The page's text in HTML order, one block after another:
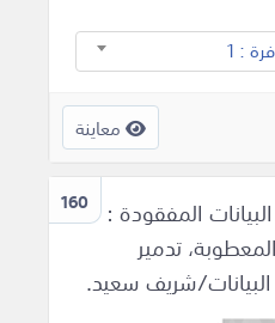
: 1
معاينة
160
المفقودة :
تدمير
شريف سعيد.